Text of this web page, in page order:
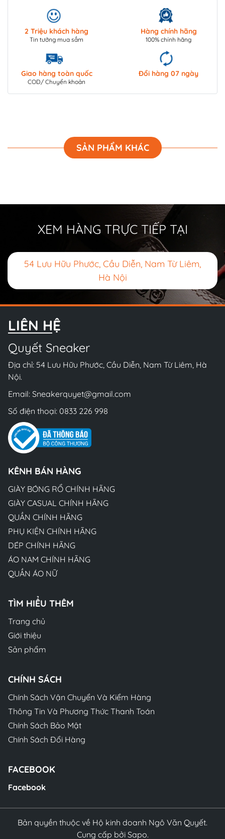
2 Triệu khách hàng
Tin tưởng mua sắm
Hàng chính hãng
100% chính hãng
Giao hàng toàn quốc
COD/ Chuyển khoản
Đổi hàng 07 ngày
SẢN PHẨM KHÁC
XEM HÀNG TRỰC TIẾP TẠI
54 Lưu Hữu Phước, Cầu Diễn, Nam Từ Liêm,
Hà Nội
LIÊN HỆ
Quyết Sneaker
Địa chỉ: 54 Lưu Hữu Phước, Cầu Diễn, Nam Từ Liêm, Hà
Nội.
Email: Sneakerquyet@gmail.com
Số điện thoại: 0833 226 998
KÊNH BÁN HÀNG
GIÀY BÓNG RỔ CHÍNH HÃNG
GIÀY CASUAL CHÍNH HÃNG
QUẦN CHÍNH HÃNG
PHỤ KIỆN CHÍNH HÃNG
DÉP CHÍNH HÃNG
ÁO NAM CHÍNH HÃNG
QUẦN ÁO NỮ
TÌM HIỂU THÊM
Trang chủ
Giới thiệu
Sản phẩm
CHÍNH SÁCH
Chính Sách Vận Chuyển Và Kiểm Hàng
Thông Tin Và Phương Thức Thanh Toán
Chính Sách Bảo Mật
Chính Sách Đổi Hàng
FACEBOOK
Facebook
Bản quyền thuộc về Hộ kinh doanh Ngô Văn Quyết.
Cung cấp bởi Sapo.